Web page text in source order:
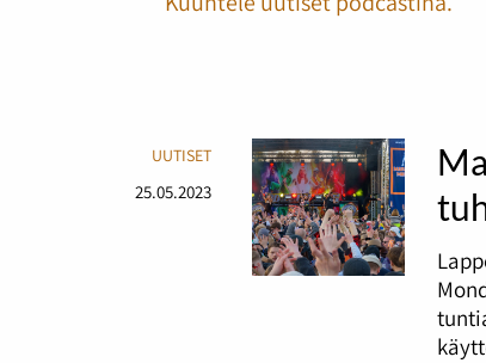
UUTISET
25.05.2023